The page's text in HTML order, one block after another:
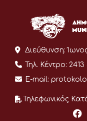
Διεύθυνση:
Τηλ. Κέντρο:
E-mail:
Τηλεφωνικός